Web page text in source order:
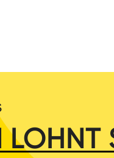
LOHNT